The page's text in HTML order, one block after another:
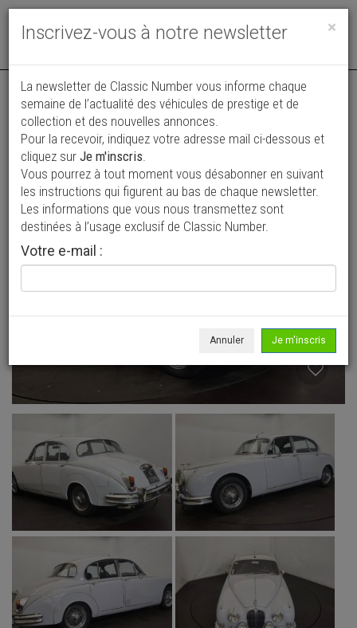
Toggle
Annonce actualisée le 31/07/2026 ( il y a 7 jours )
Jaguar MK 2 3.8 overdrive
15 000 €
1961 Berline 29 022 km
×
Inscrivez-vous à notre newsletter
La newsletter de Classic Number vous informe chaque
semaine de l’actualité des véhicules de prestige et de
collection et des nouvelles annonces.
Pour la recevoir, indiquez votre adresse mail ci-dessous et
cliquez sur Je m'inscris.
Vous pourrez à tout moment vous désabonner en suivant
les instructions qui figurent au bas de chaque newsletter.
Les informations que vous nous transmettez sont
destinées à l’usage exclusif de Classic Number.
Votre e-mail :
Annuler Je m'inscris